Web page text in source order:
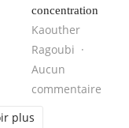
concentration
Kaouther
Ragoubi
Aucun
commentaire
plus